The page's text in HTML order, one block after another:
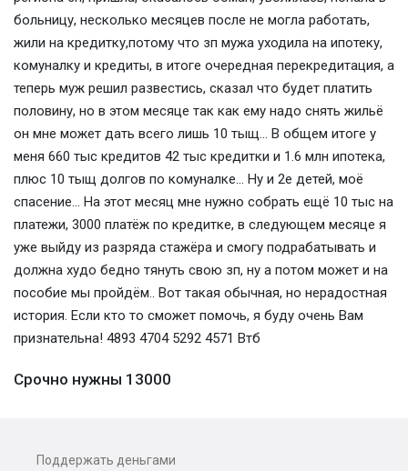
больницу, несколько месяцев после не могла работать,
жили на кредитку,потому что зп мужа уходила на ипотеку,
комуналку и кредиты, в итоге очередная перекредитация, а
теперь муж решил развестись, сказал что будет платить
половину, но в этом месяце так как ему надо снять жильё
он мне может дать всего лишь 10 тыщ... В общем итоге у
меня 660 тыс кредитов 42 тыс кредитки и 1.6 млн ипотека,
плюс 10 тыщ долгов по комуналке... Ну и 2е детей, моё
спасение... На этот месяц мне нужно собрать ещё 10 тыс на
платежи, 3000 платёж по кредитке, в следующем месяце я
уже выйду из разряда стажёра и смогу подрабатывать и
должна худо бедно тянуть свою зп, ну а потом может и на
пособие мы пройдём.. Вот такая обычная, но нерадостная
история. Если кто то сможет помочь, я буду очень Вам
признательна! 4893 4704 5292 4571 Втб
Срочно нужны 13000
Поддержать деньгами